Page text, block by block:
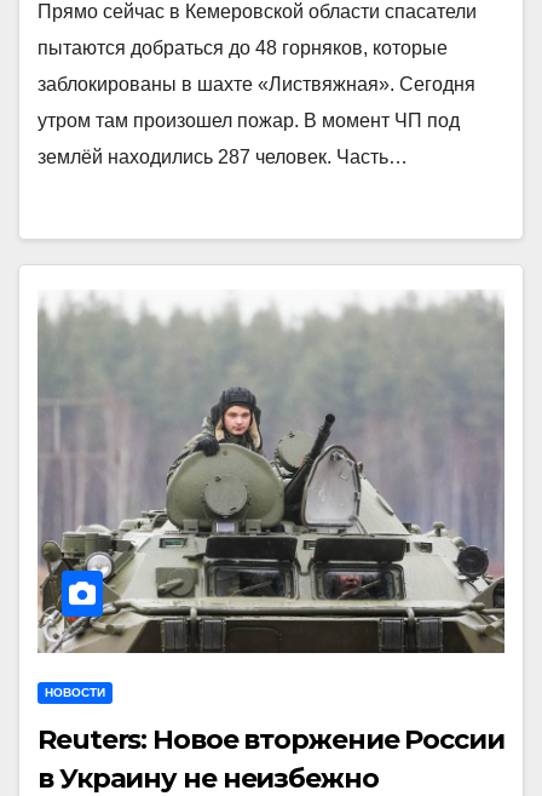
Прямо сейчас в Кемеровской области спасатели
пытаются добраться до 48 горняков, которые
заблокированы в шахте «Листвяжная». Сегодня
утром там произошел пожар. В момент ЧП под
землёй находились 287 человек. Часть…
НОВОСТИ
Reuters: Новое вторжение России
в Украину не неизбежно